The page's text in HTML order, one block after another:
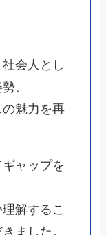
会人とし
、
魅力を再
ャップを
解するこ
ました。